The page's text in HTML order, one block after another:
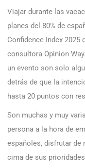
Viajar durante las
planes del 80% de
Confidence Index 2025
consultora Opinion
un evento son solo
detrás de que la
hasta 20 puntos con
Son muchas y muy
persona a la hora de
españoles, disfrutar de
cima de sus